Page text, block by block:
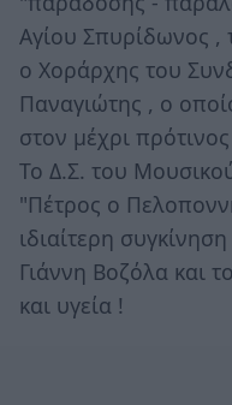
Αγίου Σπυρίδωνος
ο Χοράρχης του
Παναγιώτης , ο
στον μέχρι
Το Δ.Σ. του
"Πέτρος ο
ιδιαίτερη
Γιάννη Βοζόλα και
και υγεία !